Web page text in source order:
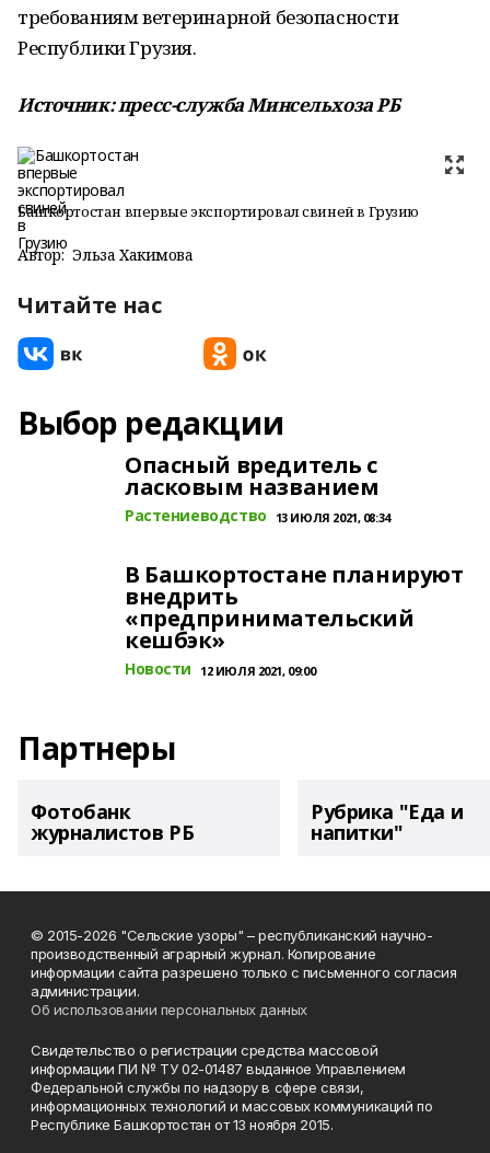
требованиям ветеринарной безопасности
Республики Грузия.
Источник: пресс-служба Минсельхоза РБ
Башкортостан впервые экспортировал свиней в Грузию
Автор: Эльза Хакимова
Читайте нас
Выбор редакции
Опасный вредитель с
ласковым названием
Растениеводство 13 ИЮЛЯ 2021, 08:34
В Башкортостане планируют
внедрить
«предпринимательский
кешбэк»
Новости 12 ИЮЛЯ 2021, 09:00
Партнеры
Фотобанк
журналистов РБ
Рубрика "Еда и
напитки"
© 2015-2026 "Сельские узоры" – республиканский научно-
производственный аграрный журнал. Копирование
информации сайта разрешено только с письменного согласия
администрации.
Об использовании персональных данных
Свидетельство о регистрации средства массовой
информации ПИ № ТУ 02-01487 выданное Управлением
Федеральной службы по надзору в сфере связи,
информационных технологий и массовых коммуникаций по
Республике Башкортостан от 13 ноября 2015.